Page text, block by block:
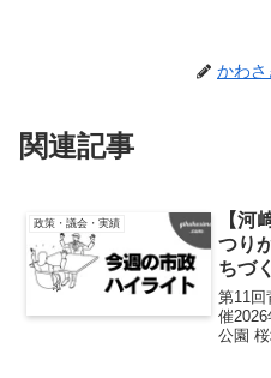
かわ
関連記事
政策・議会・実績
【河
つり
ちづ
第11回
催2026
公園